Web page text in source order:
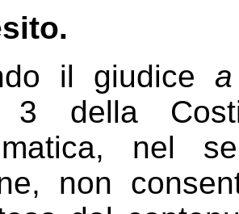
il giudice
3 della
nel
non